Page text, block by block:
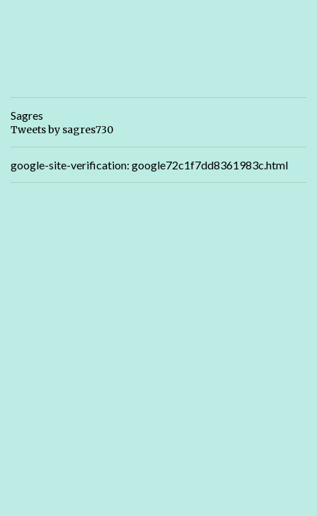
Sagres
Tweets by sagres730
google-site-verification: google72c1f7dd8361983c.html